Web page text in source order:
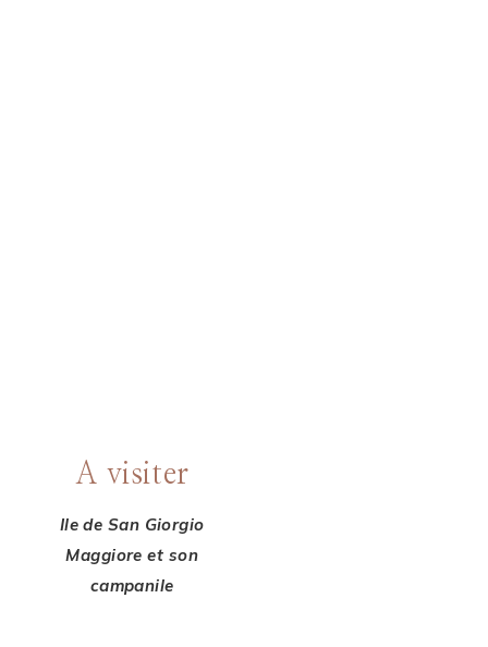
A visiter
Ile de San Giorgio
Maggiore et son
campanile